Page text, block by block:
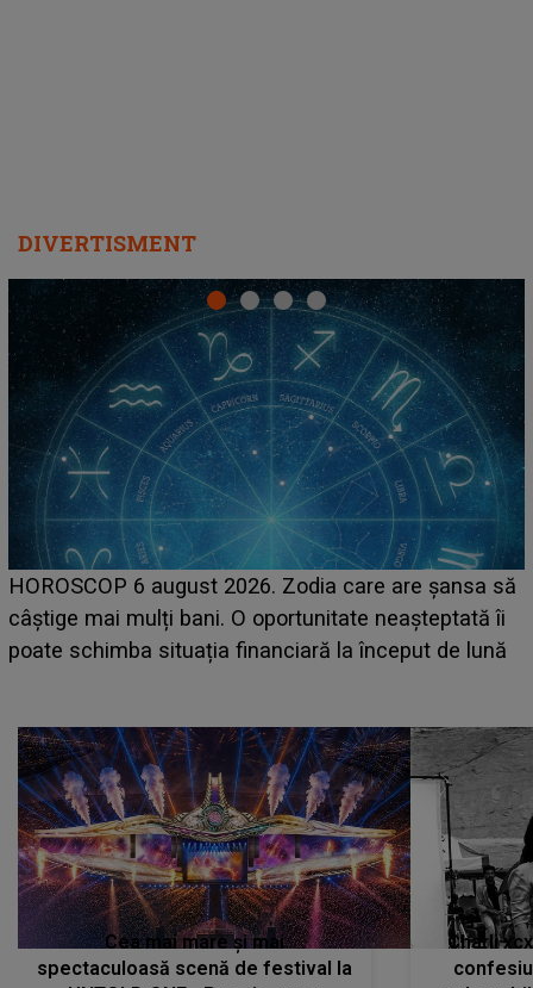
DIVERTISMENT
LINE-UP UNTOLD ONE, prima zi. Cine sunt artiștii
care deschid festivalul și de la ce ore au loc cele mai
așteptate concerte pe scena principală?
Cea mai mare și mai
spectaculoasă scenă de festival la
Charli